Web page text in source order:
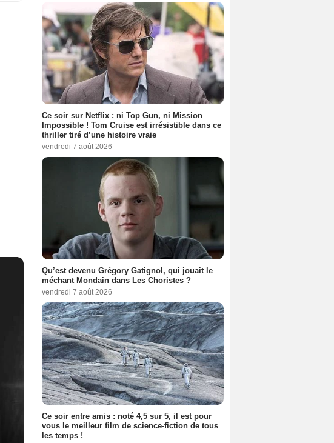
Ce soir sur Netflix : ni Top Gun, ni Mission
Impossible ! Tom Cruise est irrésistible dans ce
thriller tiré d’une histoire vraie
vendredi 7 août 2026
Qu’est devenu Grégory Gatignol, qui jouait le
méchant Mondain dans Les Choristes ?
vendredi 7 août 2026
Ce soir entre amis : noté 4,5 sur 5, il est pour
vous le meilleur film de science-fiction de tous
les temps !